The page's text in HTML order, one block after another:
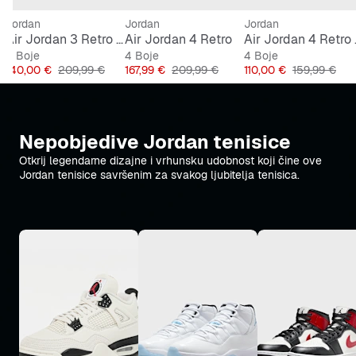
Jordan
Air Jordan 3 Retro OG "World's Best Dad"
3 Boje
Cijena
140,00 € Originalna cijena
209,99 €
Jordan
Air Jordan 4 Retro
4 Boje
Cijena
167,99 € Originalna cijena
209,99 €
Jordan
Air
4 Boje
Cijena
110,00 € Originalna
159,99 €
Nepobjedive Jordan tenisice
Otkrij legendarne dizajne i vrhunsku udobnost koji čine ove
Jordan tenisice savršenim za svakog ljubitelja tenisica.